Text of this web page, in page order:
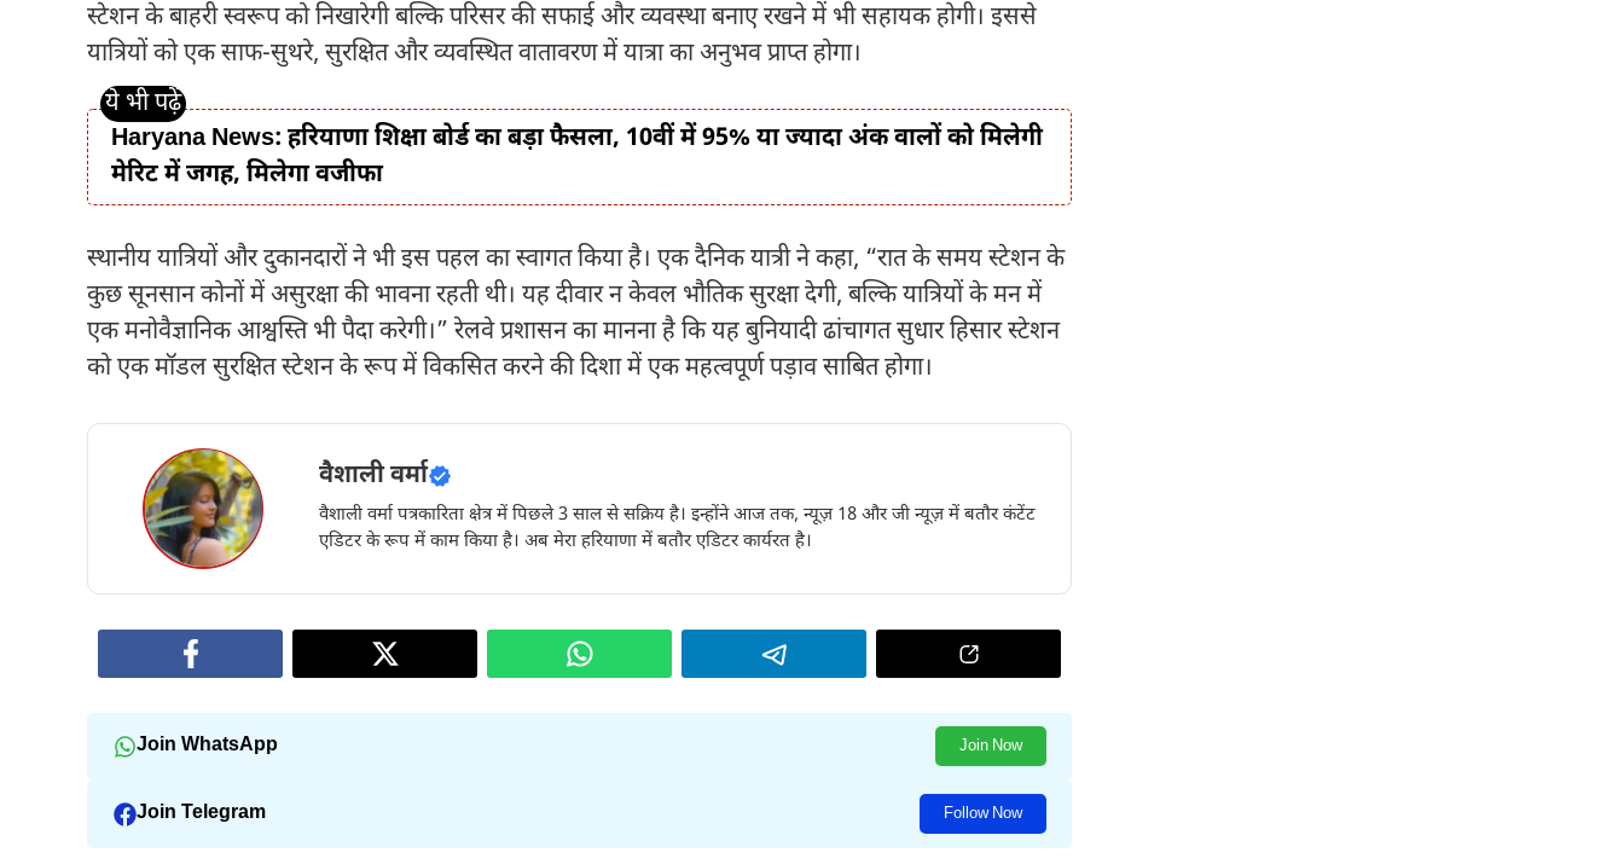
स्टेशन के बाहरी स्वरूप को निखारेगी बल्कि परिसर की सफाई और व्यवस्था बनाए रखने में भी सहायक होगी। इससे
यात्रियों को एक साफ-सुथरे, सुरक्षित और व्यवस्थित वातावरण में यात्रा का अनुभव प्राप्त होगा।
Haryana News: हरियाणा शिक्षा बोर्ड का बड़ा फैसला, 10वीं में 95% या ज्यादा अंक वालों को मिलेगी
मेरिट में जगह, मिलेगा वजीफा
स्थानीय यात्रियों और दुकानदारों ने भी इस पहल का स्वागत किया है। एक दैनिक यात्री ने कहा, “रात के समय स्टेशन के
कुछ सूनसान कोनों में असुरक्षा की भावना रहती थी। यह दीवार न केवल भौतिक सुरक्षा देगी, बल्कि यात्रियों के मन में
एक मनोवैज्ञानिक आश्वस्ति भी पैदा करेगी।” रेलवे प्रशासन का मानना है कि यह बुनियादी ढांचागत सुधार हिसार स्टेशन
को एक मॉडल सुरक्षित स्टेशन के रूप में विकसित करने की दिशा में एक महत्वपूर्ण पड़ाव साबित होगा।
वैशाली वर्मा
वैशाली वर्मा पत्रकारिता क्षेत्र में पिछले 3 साल से सक्रिय है। इन्होंने आज तक, न्यूज़ 18 और जी न्यूज़ में बतौर कंटेंट
एडिटर के रूप में काम किया है। अब मेरा हरियाणा में बतौर एडिटर कार्यरत है।
Join WhatsApp Join Now
Join Telegram Follow Now